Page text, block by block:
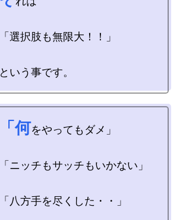
「選択肢も無限大！！」
「何をやってもダメ」
「ニッチもサッチもいかない」
「八方手を尽くした・・」